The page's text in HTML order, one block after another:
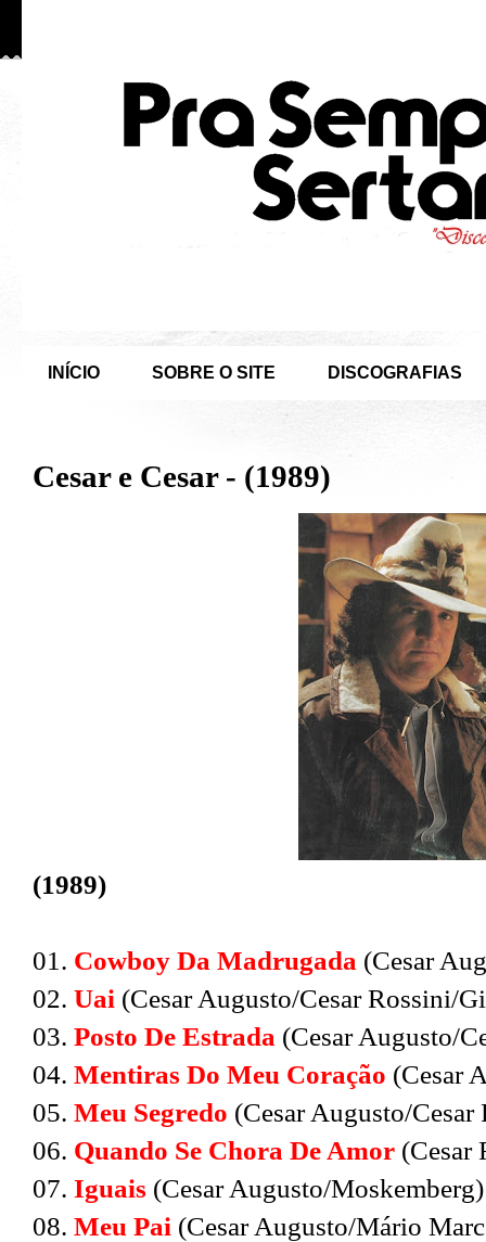
INÍCIO SOBRE O SITE DISCOGRAFIAS
Cesar e Cesar - (1989)
(1989)
01. Cowboy Da Madrugada (Cesar
02. Uai (Cesar Augusto/Cesar Rossini/
03. Posto De Estrada (Cesar Augusto/
04. Mentiras Do Meu Coração (Cesar
05. Meu Segredo (Cesar Augusto/Cesar
06. Quando Se Chora De Amor (Cesar
07. Iguais (Cesar Augusto/Moskemberg)
08. Meu Pai (Cesar Augusto/Mário